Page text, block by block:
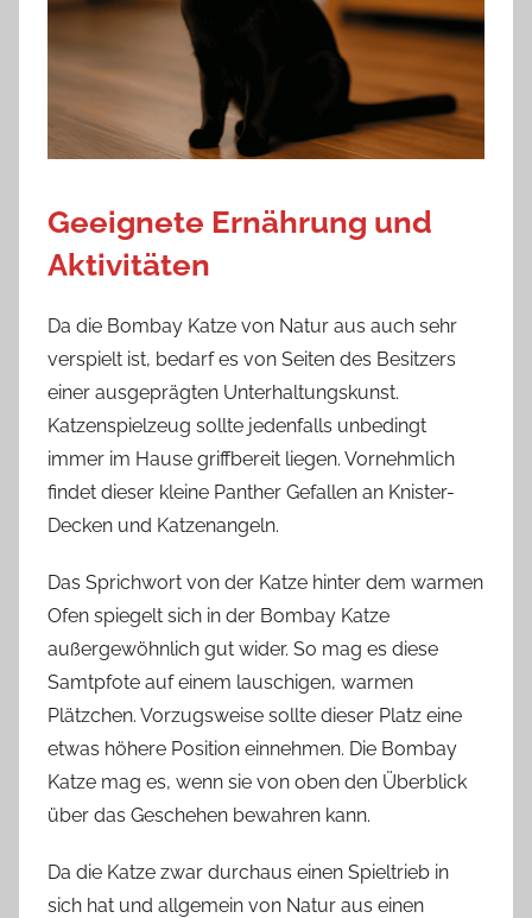
Geeignete Ernährung und
Aktivitäten
Da die Bombay Katze von Natur aus auch sehr
verspielt ist, bedarf es von Seiten des Besitzers
einer ausgeprägten Unterhaltungskunst.
Katzenspielzeug sollte jedenfalls unbedingt
immer im Hause griffbereit liegen. Vornehmlich
findet dieser kleine Panther Gefallen an Knister-
Decken und Katzenangeln.
Das Sprichwort von der Katze hinter dem warmen
Ofen spiegelt sich in der Bombay Katze
außergewöhnlich gut wider. So mag es diese
Samtpfote auf einem lauschigen, warmen
Plätzchen. Vorzugsweise sollte dieser Platz eine
etwas höhere Position einnehmen. Die Bombay
Katze mag es, wenn sie von oben den Überblick
über das Geschehen bewahren kann.
Da die Katze zwar durchaus einen Spieltrieb in
sich hat und allgemein von Natur aus einen